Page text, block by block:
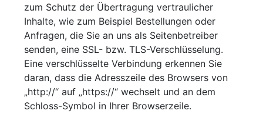
zum Schutz der Übertragung vertraulicher
Inhalte, wie zum Beispiel Bestellungen oder
Anfragen, die Sie an uns als Seitenbetreiber
senden, eine SSL- bzw. TLS-Verschlüsselung.
Eine verschlüsselte Verbindung erkennen Sie
daran, dass die Adresszeile des Browsers von
„http://“ auf „https://“ wechselt und an dem
Schloss-Symbol in Ihrer Browserzeile.